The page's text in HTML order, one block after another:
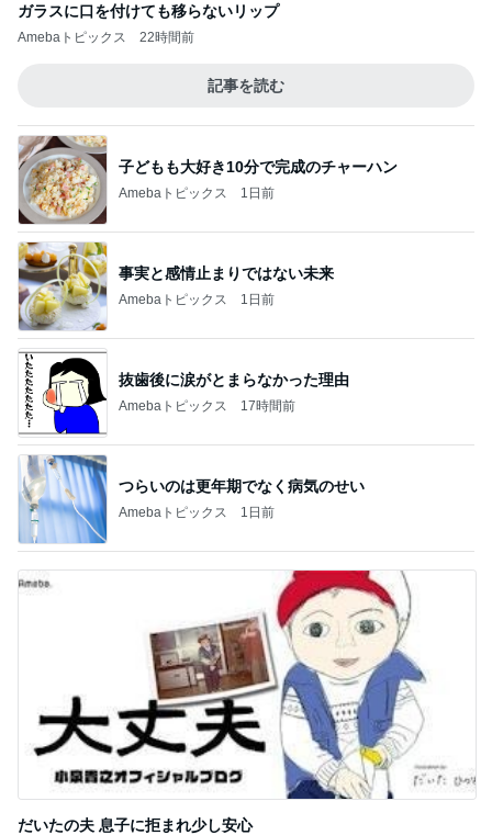
ガラスに口を付けても移らないリップ
Amebaトピックス 22時間前
記事を読む
子どもも大好き10分で完成のチャーハン
Amebaトピックス 1日前
事実と感情止まりではない未来
Amebaトピックス 1日前
抜歯後に涙がとまらなかった理由
Amebaトピックス 17時間前
つらいのは更年期でなく病気のせい
Amebaトピックス 1日前
だいたの夫 息子に拒まれ少し安心